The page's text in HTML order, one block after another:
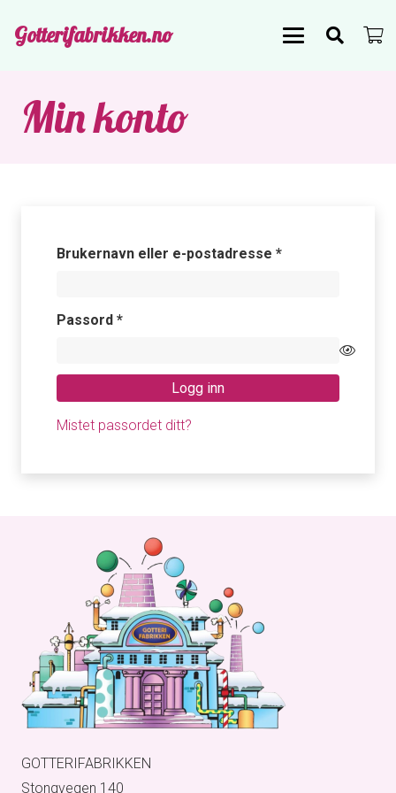
Gotterifabrikken.no
Min konto
Brukernavn eller e-postadresse *Påkrevd
Passord *Påkrevd
Logg inn
Mistet passordet ditt?
GOTTERIFABRIKKEN
Stongvegen 140